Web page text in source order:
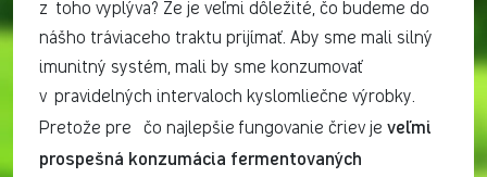
z toho vyplýva? Že je veľmi dôležité, čo budeme do
nášho tráviaceho traktu prijímať. Aby sme mali silný
imunitný systém, mali by sme konzumovať
v pravidelných intervaloch kyslomliečne výrobky.
Pretože pre čo najlepšie fungovanie čriev je veľmi
prospešná konzumácia fermentovaných